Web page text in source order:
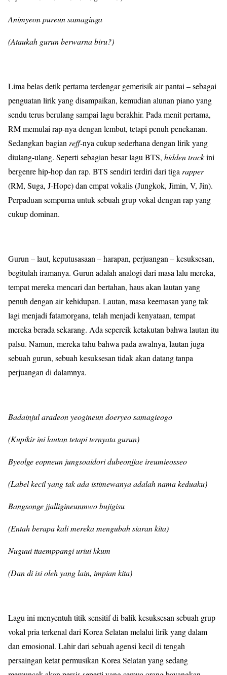
Animyeon pureun samaginga
(Ataukah gurun berwarna biru?)
Lima belas detik pertama terdengar gemerisik air pantai – sebagai
penguatan lirik yang disampaikan, kemudian alunan piano yang
sendu terus berulang sampai lagu berakhir. Pada menit pertama,
RM memulai rap-nya dengan lembut, tetapi penuh penekanan.
Sedangkan bagianreff-nya cukup sederhana dengan lirik yang
diulang-ulang. Seperti sebagian besar lagu BTS, hidden trackini
bergenre hip-hop dan rap. BTS sendiri terdiri dari tigarapper
(RM, Suga, J-Hope) dan empat vokalis (Jungkok, Jimin, V, Jin).
Perpaduan sempurna untuk sebuah grup vokal dengan rap yang
cukup dominan.
Gurun – laut, keputusasaan – harapan, perjuangan – kesuksesan,
begitulah iramanya. Gurun adalah analogi dari masa lalu mereka,
tempat mereka mencari dan bertahan, haus akan lautan yang
penuh dengan air kehidupan. Lautan, masa keemasan yang tak
lagi menjadi fatamorgana, telah menjadi kenyataan, tempat
mereka berada sekarang. Ada sepercik ketakutan bahwa lautan itu
palsu. Namun, mereka tahu bahwa pada awalnya, lautan juga
sebuah gurun, sebuah kesuksesan tidak akan datang tanpa
perjuangan di dalamnya.
Badainjul aradeon yeogineun doeryeo samagieogo
(Kupikir ini lautan tetapi ternyata gurun)
Byeolge eopneun jungsoaidori dubeonjjae ireumieosseo
(Label kecil yang tak ada istimewanya adalah nama keduaku)
Bangsonge jjalligineunmwo bujigisu
(Entah berapa kali mereka mengubah siaran kita)
Nuguui ttaemppangi uriui kkum
(Dan di isi oleh yang lain, impian kita)
Lagu ini menyentuh titik sensitif di balik kesuksesan sebuah grup
vokal pria terkenal dari Korea Selatan melalui lirik yang dalam
dan emosional. Lahir dari sebuah agensi kecil di tengah
persaingan ketat permusikan Korea Selatan yang sedang